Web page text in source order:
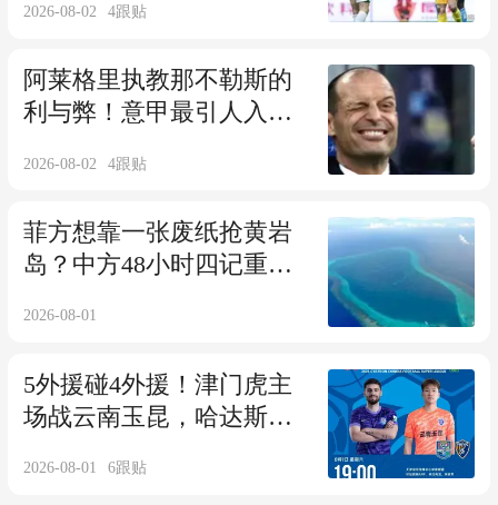
2026-08-02 4跟贴
阿莱格里执教那不勒斯的
利与弊！意甲最引人入胜
2026-08-02 4跟贴
菲方想靠一张废纸抢黄岩
岛？中方48小时四记重拳
2026-08-01
5外援碰4外援！津门虎主
场战云南玉昆，哈达斯、
2026-08-01 6跟贴